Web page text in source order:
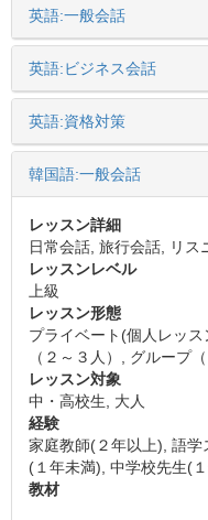
英語:一般会話
英語:ビジネス会話
英語:資格対策
韓国語:一般会話
レッスン詳細
日常会話, 旅行会話, リ
レッスンレベル
上級
レッスン形態
プライベート(個人レッ
（２～３人）, グループ（
レッスン対象
中・高校生, 大人
経験
家庭教師(２年以上), 語
(１年未満), 中学校先生(
教材